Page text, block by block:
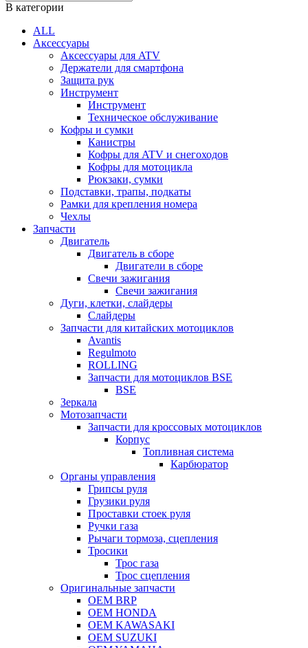
В категории
ALL
Аксессуары
Аксессуары для ATV
Держатели для смартфона
Защита рук
Инструмент
Инструмент
Техническое обслуживание
Кофры и сумки
Канистры
Кофры для ATV и снегоходов
Кофры для мотоцикла
Рюкзаки, сумки
Подставки, трапы, подкаты
Рамки для крепления номера
Чехлы
Запчасти
Двигатель
Двигатель в сборе
Двигатели в сборе
Свечи зажигания
Свечи зажигания
Дуги, клетки, слайдеры
Слайдеры
Запчасти для китайских мотоциклов
Avantis
Regulmoto
ROLLING
Запчасти для мотоциклов BSE
BSE
Зеркала
Мотозапчасти
Запчасти для кроссовых мотоциклов
Корпус
Топливная система
Карбюратор
Органы управления
Грипсы руля
Грузики руля
Проставки стоек руля
Ручки газа
Рычаги тормоза, сцепления
Тросики
Трос газа
Трос сцепления
Оригинальные запчасти
OEM BRP
OEM HONDA
OEM KAWASAKI
OEM SUZUKI